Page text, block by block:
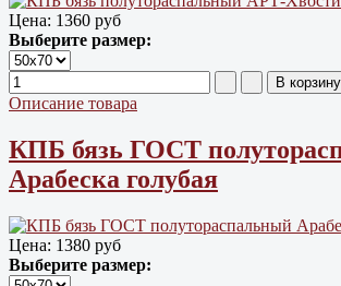
Цена: 1360 руб
Выберите размер:
Описание товара
КПБ бязь ГОСТ
Арабеска голубая
Цена: 1380 руб
Выберите размер: